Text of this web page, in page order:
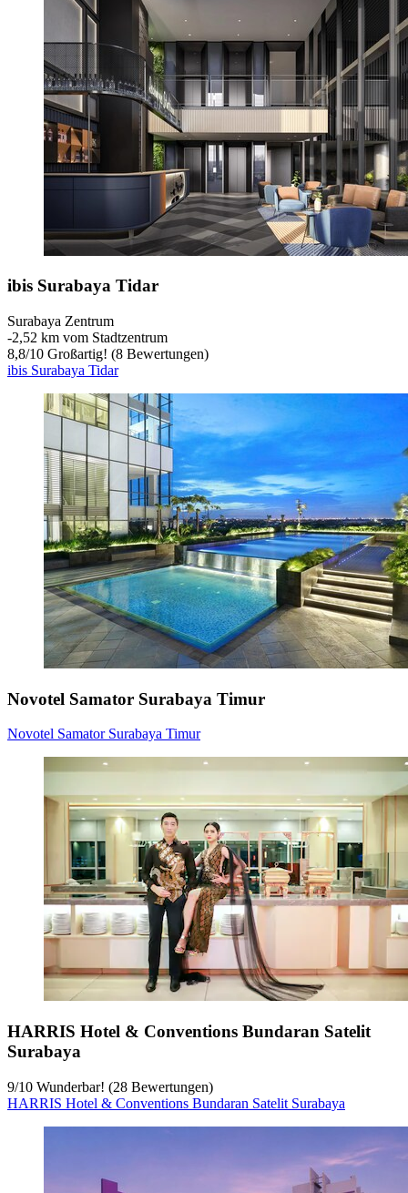
ibis Surabaya Tidar
Surabaya Zentrum
‐2,52 km vom Stadtzentrum
8,8/10 Großartig! (8 Bewertungen)
ibis Surabaya Tidar
Novotel Samator Surabaya Timur
Novotel Samator Surabaya Timur
HARRIS Hotel & Conventions Bundaran Satelit
Surabaya
9/10 Wunderbar! (28 Bewertungen)
HARRIS Hotel & Conventions Bundaran Satelit Surabaya